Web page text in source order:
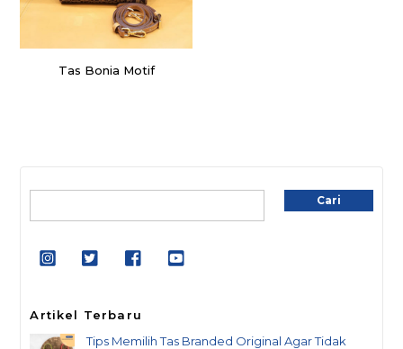
Tas Bonia Motif
Cari
Artikel Terbaru
Tips Memilih Tas Branded Original Agar Tidak